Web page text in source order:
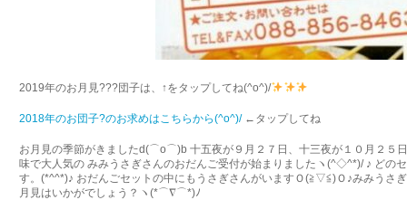
2019年のお月見???団子は、↑をタップしてね(^o^)/
2018年のお団子?のお求めはこちらから(^o^)/←タップしてね
お月見の季節がきましたd(⌒o⌒)b 十五夜が９月２７日、十三夜が１０月２５
味で大人気の みみうさぎさんのおだんご受付が始まりましたヽ(^◇^*)/ ♪ どの
す。(*^^*)♪ おだんごセットの中にもうさぎさんがいますＯ(≧▽≦)Ｏ♪みみうさ
月見はいかがでしょう？ヽ(*⌒∇⌒*)ﾉ